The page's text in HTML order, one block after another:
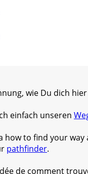
wie Du dich
einfach unseren
how to find your way
pathfinder.
de comment